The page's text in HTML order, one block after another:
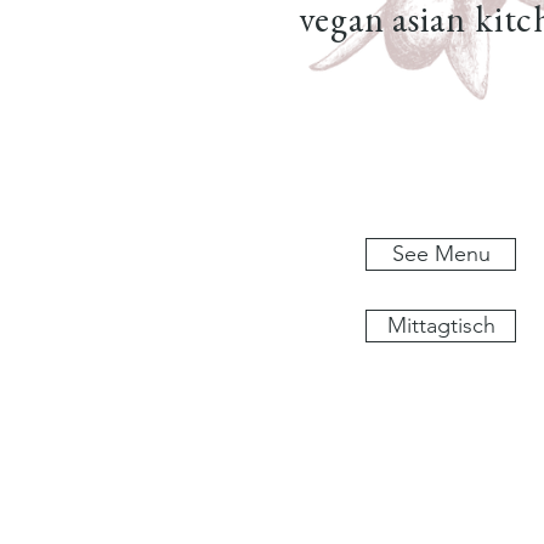
vegan asian
See Menu
Mittagtisch